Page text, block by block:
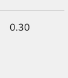
0.30